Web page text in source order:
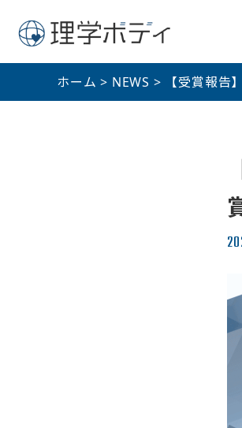
ホーム > NEWS > 【受賞報告